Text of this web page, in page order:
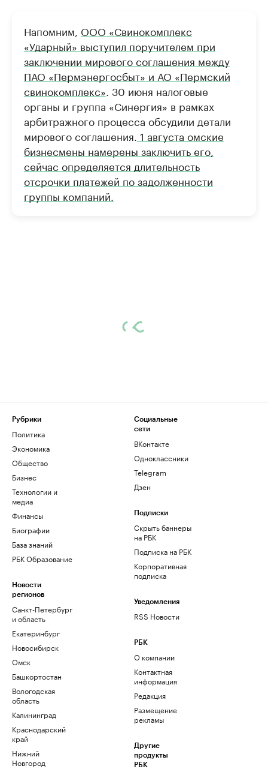
Напомним, ООО «Свинокомплекс
«Ударный» выступил поручителем при
заключении мирового соглашения между
ПАО «Пермэнергосбыт» и АО «Пермский
свинокомплекс» . 30 июня налоговые
органы и группа «Синергия» в рамках
арбитражного процесса обсудили детали
мирового соглашения. 1 августа омские
бизнесмены намерены заключить его,
сейчас определяется длительность
отсрочки платежей по задолженности
группы компаний.
Рубрики
Политика
Экономика
Общество
Бизнес
Технологии и
медиа
Финансы
Биографии
База знаний
РБК Образование
Новости
регионов
Санкт-Петербург
и область
Екатеринбург
Новосибирск
Омск
Башкортостан
Вологодская
область
Калининград
Краснодарский
край
Нижний
Новгород
Социальные
сети
ВКонтакте
Одноклассники
Telegram
Дзен
Подписки
Скрыть баннеры
на РБК
Подписка на РБК
Корпоративная
подписка
Уведомления
RSS Новости
РБК
О компании
Контактная
информация
Редакция
Размещение
рекламы
Другие
продукты
РБК